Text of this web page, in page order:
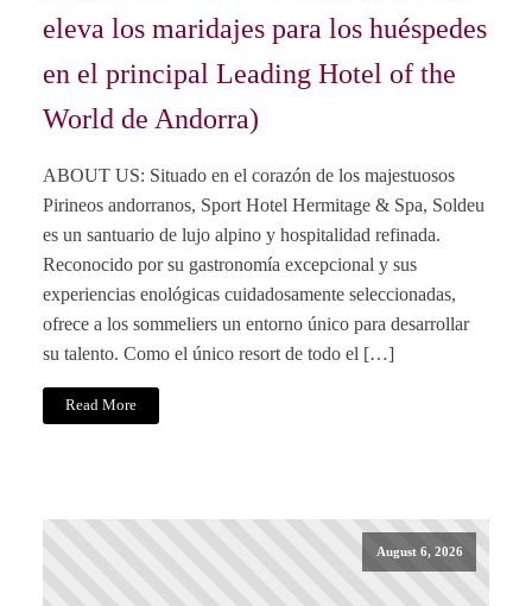
eleva los maridajes para los huéspedes
en el principal Leading Hotel of the
World de Andorra)
ABOUT US: Situado en el corazón de los majestuosos
Pirineos andorranos, Sport Hotel Hermitage & Spa, Soldeu
es un santuario de lujo alpino y hospitalidad refinada.
Reconocido por su gastronomía excepcional y sus
experiencias enológicas cuidadosamente seleccionadas,
ofrece a los sommeliers un entorno único para desarrollar
su talento. Como el único resort de todo el […]
Read More
August 6, 2026